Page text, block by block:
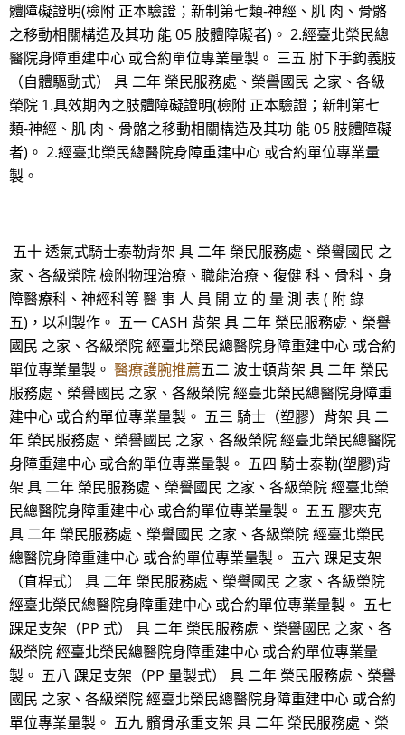
體障礙證明(檢附 正本驗證；新制第七類-神經、肌 肉、骨骼
之移動相關構造及其功 能 05 肢體障礙者)。 2.經臺北榮民總
醫院身障重建中心 或合約單位專業量製。 三五 肘下手鉤義肢
（自體驅動式） 具 二年 榮民服務處、榮譽國民 之家、各級
榮院 1.具效期內之肢體障礙證明(檢附 正本驗證；新制第七
類-神經、肌 肉、骨骼之移動相關構造及其功 能 05 肢體障礙
者)。 2.經臺北榮民總醫院身障重建中心 或合約單位專業量
製。
五十 透氣式騎士泰勒背架 具 二年 榮民服務處、榮譽國民 之
家、各級榮院 檢附物理治療、職能治療、復健 科、骨科、身
障醫療科、神經科等 醫 事 人 員 開 立 的 量 測 表 ( 附 錄
五)，以利製作。 五一 CASH 背架 具 二年 榮民服務處、榮譽
國民 之家、各級榮院 經臺北榮民總醫院身障重建中心 或合約
單位專業量製。 醫療護腕推薦五二 波士頓背架 具 二年 榮民
服務處、榮譽國民 之家、各級榮院 經臺北榮民總醫院身障重
建中心 或合約單位專業量製。 五三 騎士（塑膠）背架 具 二
年 榮民服務處、榮譽國民 之家、各級榮院 經臺北榮民總醫院
身障重建中心 或合約單位專業量製。 五四 騎士泰勒(塑膠)背
架 具 二年 榮民服務處、榮譽國民 之家、各級榮院 經臺北榮
民總醫院身障重建中心 或合約單位專業量製。 五五 膠夾克
具 二年 榮民服務處、榮譽國民 之家、各級榮院 經臺北榮民
總醫院身障重建中心 或合約單位專業量製。 五六 踝足支架
（直桿式） 具 二年 榮民服務處、榮譽國民 之家、各級榮院
經臺北榮民總醫院身障重建中心 或合約單位專業量製。 五七
踝足支架（PP 式） 具 二年 榮民服務處、榮譽國民 之家、各
級榮院 經臺北榮民總醫院身障重建中心 或合約單位專業量
製。 五八 踝足支架（PP 量製式） 具 二年 榮民服務處、榮譽
國民 之家、各級榮院 經臺北榮民總醫院身障重建中心 或合約
單位專業量製。 五九 髕骨承重支架 具 二年 榮民服務處、榮